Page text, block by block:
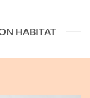
HABITAT